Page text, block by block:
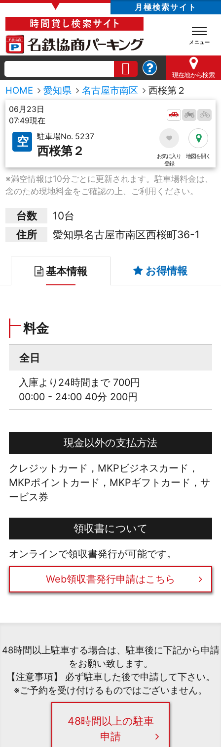
▼ 月極検索サイト
現在地から検索
HOME 愛知県 名古屋市南区 西桜第２
06月23日
07:49現在
空 駐車場No. 5237
西桜第２
お気に入り
登録
地図を開く
※満空情報は10分ごとに更新されます。駐車場料金は、
念のため現地料金をご確認の上、ご利用ください。
台数
10台
住所
愛知県名古屋市南区西桜町36-1
基本情報 お得情報
料金
全日
入庫より24時間まで 700円
00:00 - 24:00 40分 200円
現金以外の支払方法
クレジットカード，MKPビジネスカード，
MKPポイントカード，MKPギフトカード，サ
ービス券
領収書について
オンラインで領収書発行が可能です。
Web領収書発行申請はこちら
48時間以上駐車する場合は、駐車後に下記から申請
をお願い致します。
【注意事項】 必ず駐車した後で申請して下さい。
※ご予約を受け付けるものではございません。
48時間以上の駐車
申請